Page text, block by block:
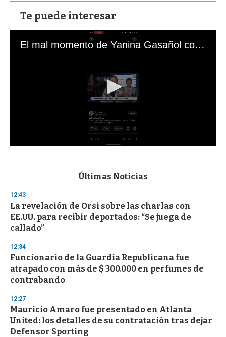
Te puede interesar
El mal momento de Yanina Gasañol con un hincha argentino en "Subrayado"
s
d
s
o
f
3
s
e
c
o
n
Últimas Noticias
12:43
La revelación de Orsi sobre las charlas con
EE.UU. para recibir deportados: “Se juega de
callado”
12:34
Funcionario de la Guardia Republicana fue
atrapado con más de $ 300.000 en perfumes de
contrabando
12:27
Mauricio Amaro fue presentado en Atlanta
United: los detalles de su contratación tras dejar
Defensor Sporting